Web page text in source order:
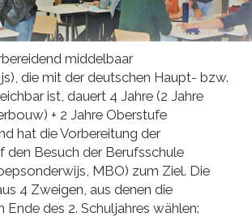
middelbaar
die mit der deutschen Haupt- bzw.
ist, dauert 4 Jahre (2 Jahre
+ 2 Jahre Oberstufe
hat die Vorbereitung der
den Besuch der Berufsschule
MBO) zum Ziel. Die
4 Zweigen, aus denen die
Ende des 2. Schuljahres wählen: